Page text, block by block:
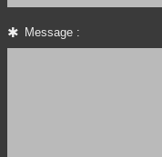
Message :